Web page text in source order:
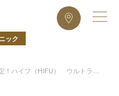
ック
！ハイフ（HIFU） ウルトラフ